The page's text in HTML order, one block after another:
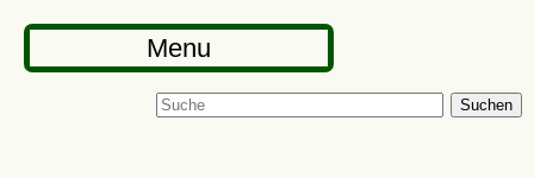
Menu
Suchen